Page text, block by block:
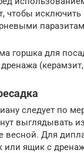
чтобы
горшка для
(керамзит,
следует по
выглядывать
весной. Для
или ящик с